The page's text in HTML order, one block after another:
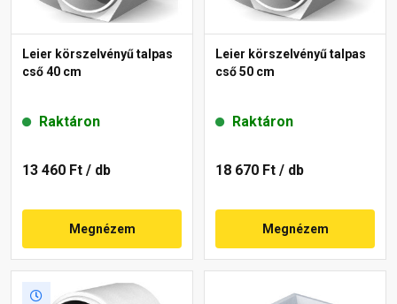
Leier körszelvényű talpas
cső 40 cm
Raktáron
13 460 Ft / db
Megnézem
Leier körszelvényű talpas
cső 50 cm
Raktáron
18 670 Ft / db
Megnézem